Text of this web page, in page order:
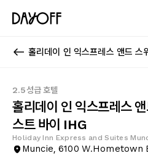
홀리데이 인 익스프레스 앤드
2.5성급 호텔
홀리데이 인 익스프레스
스트 바이 IHG
Holiday Inn Express and Suites
Muncie, 6100 W.Hometown